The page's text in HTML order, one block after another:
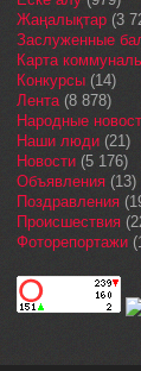
Жаңалықтар (3
Заслуженные
Карта
Конкурсы (14)
Лента(8 878)
Народные
Наши люди (21)
Новости (5 176)
Объявления (13)
Поздравления
Происшествия
Фоторепортажи